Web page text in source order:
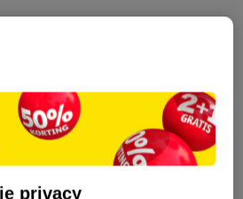
product heeft (nog) geen Nature
Score.
informatie
privacy